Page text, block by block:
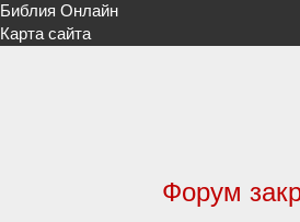
Библия Онлайн
Карта сайта
Форум